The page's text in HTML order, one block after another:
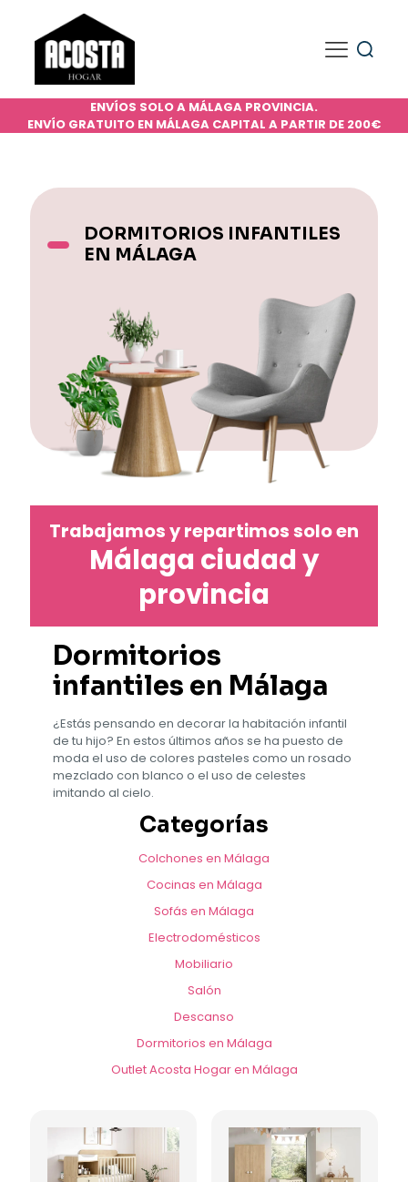
ENVÍOS SOLO A MÁLAGA PROVINCIA.
ENVÍO GRATUITO EN MÁLAGA CAPITAL A PARTIR DE 200€
DORMITORIOS INFANTILES
EN MÁLAGA
Trabajamos y repartimos solo en
Málaga ciudad y
provincia
Dormitorios
infantiles en Málaga
¿Estás pensando en decorar la habitación infantil
de tu hijo? En estos últimos años se ha puesto de
moda el uso de colores pasteles como un rosado
mezclado con blanco o el uso de celestes
imitando al cielo.
Categorías
Colchones en Málaga
Cocinas en Málaga
Sofás en Málaga
Electrodomésticos
Mobiliario
Salón
Descanso
Dormitorios en Málaga
Outlet Acosta Hogar en Málaga